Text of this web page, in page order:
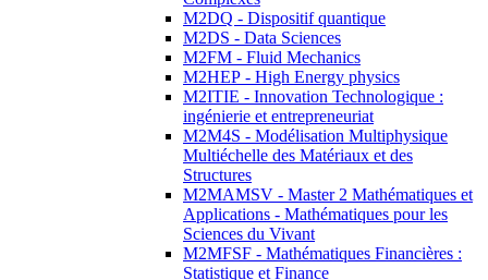
M2DQ - Dispositif quantique
M2DS - Data Sciences
M2FM - Fluid Mechanics
M2HEP - High Energy physics
M2ITIE - Innovation Technologique :
ingénierie et entrepreneuriat
M2M4S - Modélisation Multiphysique
Multiéchelle des Matériaux et des
Structures
M2MAMSV - Master 2 Mathématiques et
Applications - Mathématiques pour les
Sciences du Vivant
M2MFSF - Mathématiques Financières :
Statistique et Finance